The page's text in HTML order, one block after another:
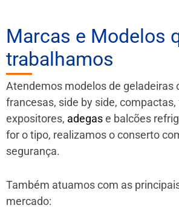
Marcas e Modelos
trabalhamos
Atendemos modelos de geladeiras
francesas, side by side, compactas,
expositores, adegase balcões
for o tipo, realizamos o conserto
segurança.
Também atuamos com as
mercado: